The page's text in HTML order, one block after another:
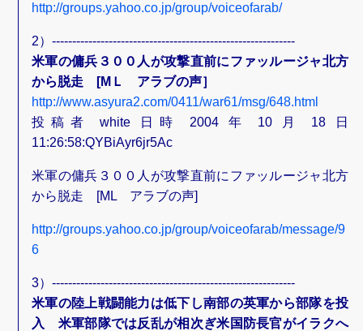
http://groups.yahoo.co.jp/group/voiceofarab/
2）------------------------------------------------------------
米軍の傭兵３００人が攻撃直前にファッルージャ北方
から脱走 [MＬ アラブの声］
http://www.asyura2.com/0411/war61/msg/648.html
投稿者 white 日時 2004 年 10 月 18 日
11:26:58:QYBiAyr6jr5Ac
米軍の傭兵３００人が攻撃直前にファッルージャ北方
から脱走 [ML アラブの声]
http://groups.yahoo.co.jp/group/voiceofarab/message/9
6
3）------------------------------------------------------------
米軍の陸上戦闘能力は低下し南部の英軍から部隊を投
入 米軍部隊では反乱が相次ぎ米国防長官がイラクへ